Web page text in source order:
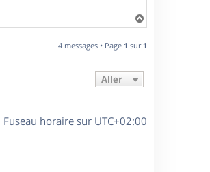
a
t
4 messages • Page 1 sur 1
Aller
Fuseau horaire sur UTC+02:00